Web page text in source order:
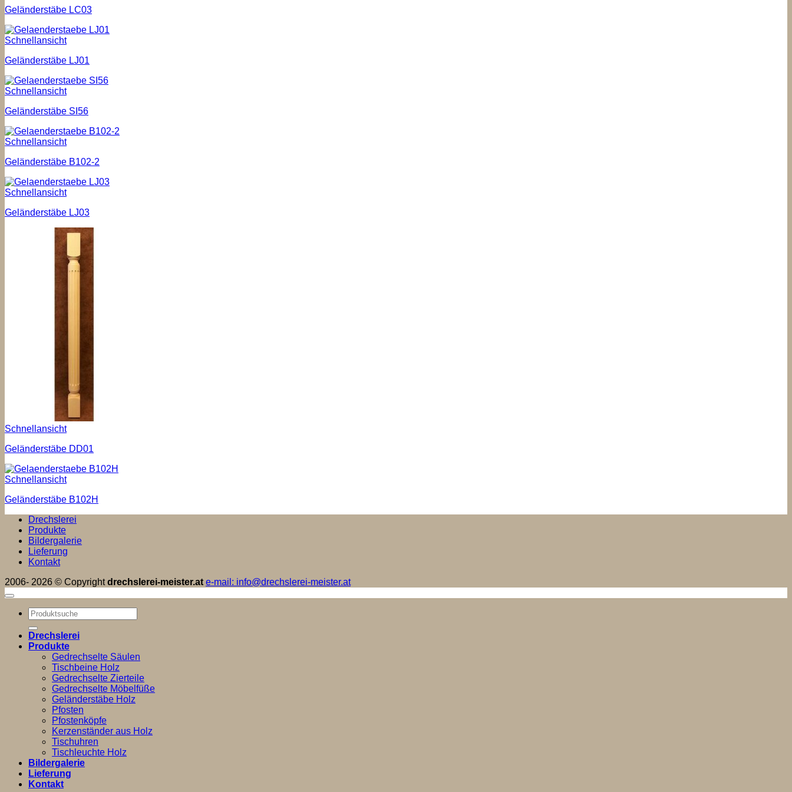
Geländerstäbe LC03
Schnellansicht
Geländerstäbe LJ01
Schnellansicht
Geländerstäbe SI56
Schnellansicht
Geländerstäbe B102-2
Schnellansicht
Geländerstäbe LJ03
Schnellansicht
Geländerstäbe DD01
Schnellansicht
Geländerstäbe B102H
Drechslerei
Produkte
Bildergalerie
Lieferung
Kontakt
2006- 2026 © Copyrightdrechslerei-meister.at e-mail: info@drechslerei-meister.at
Suchen
nach:
Drechslerei
Produkte
Gedrechselte Säulen
Tischbeine Holz
Gedrechselte Zierteile
Gedrechselte Möbelfüße
Geländerstäbe Holz
Pfosten
Pfostenköpfe
Kerzenständer aus Holz
Tischuhren
Tischleuchte Holz
Bildergalerie
Lieferung
Kontakt